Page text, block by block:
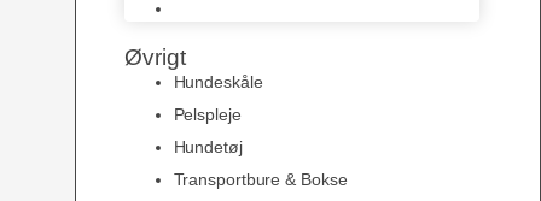
Øvrigt
Hundeskåle
Pelspleje
Hundetøj
Transportbure & Bokse